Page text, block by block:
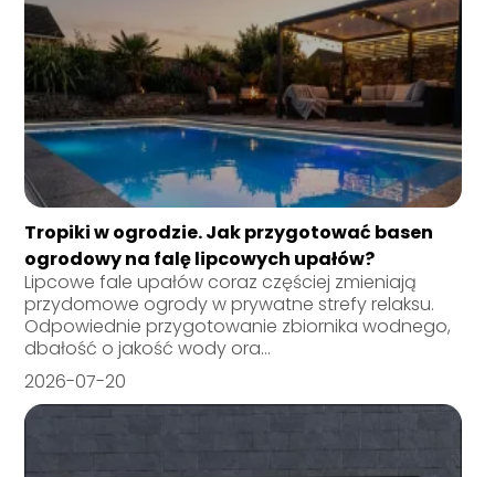
Tropiki w ogrodzie. Jak przygotować basen
ogrodowy na falę lipcowych upałów?
Lipcowe fale upałów coraz częściej zmieniają
przydomowe ogrody w prywatne strefy relaksu.
Odpowiednie przygotowanie zbiornika wodnego,
dbałość o jakość wody ora...
2026-07-20